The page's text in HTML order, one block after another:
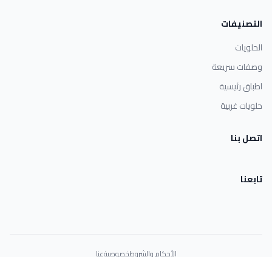
التصنيفات
الحلويات
وصفات سريعة
اطباق رئيسية
حلويات غربية
اتصل بنا
تابعنا
الأحكام والشروطخصوصيةعنا